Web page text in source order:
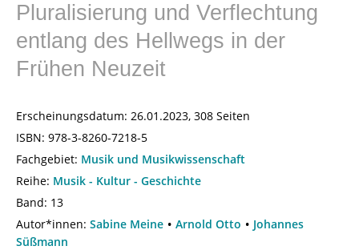
Pluralisierung und Verflechtung
entlang des Hellwegs in der
Frühen Neuzeit
Erscheinungsdatum: 26.01.2023, 308 Seiten
ISBN: 978-3-8260-7218-5
Fachgebiet: Musik und Musikwissenschaft
Reihe: Musik - Kultur - Geschichte
Band: 13
Autor*innen: Sabine Meine Arnold Otto
Johannes
Süßmann